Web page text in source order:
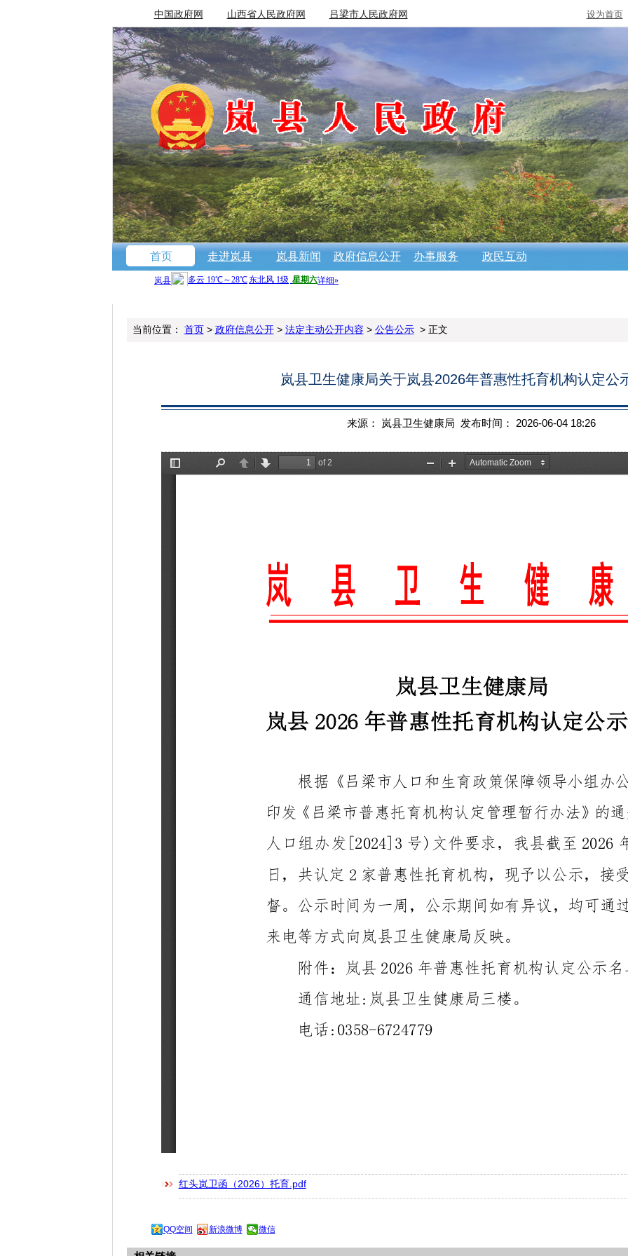
中国政府网 山西省人民政府网 吕梁市人民政府网 设为首页
首页 走进岚县 岚县新闻 政府信息公开 办事服务 政民互动
当前位置： 首页> 政府信息公开> 法定主动公开内容 > 公告公示> 正文
岚县卫生健康局关于岚县2026年普惠性托育机构认定公
来源： 岚县卫生健康局 发布时间： 2026-06-04 18:26
红头岚卫函（2026）托育.pdf
QQ空间 新浪微博 微信